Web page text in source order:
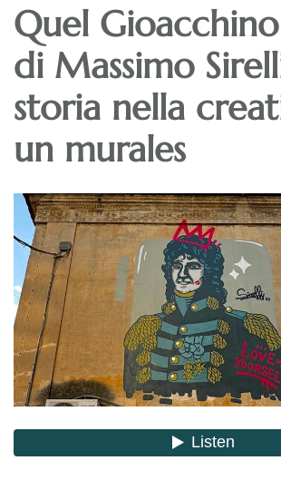
Quel
di Massimo
storia nella
un murales